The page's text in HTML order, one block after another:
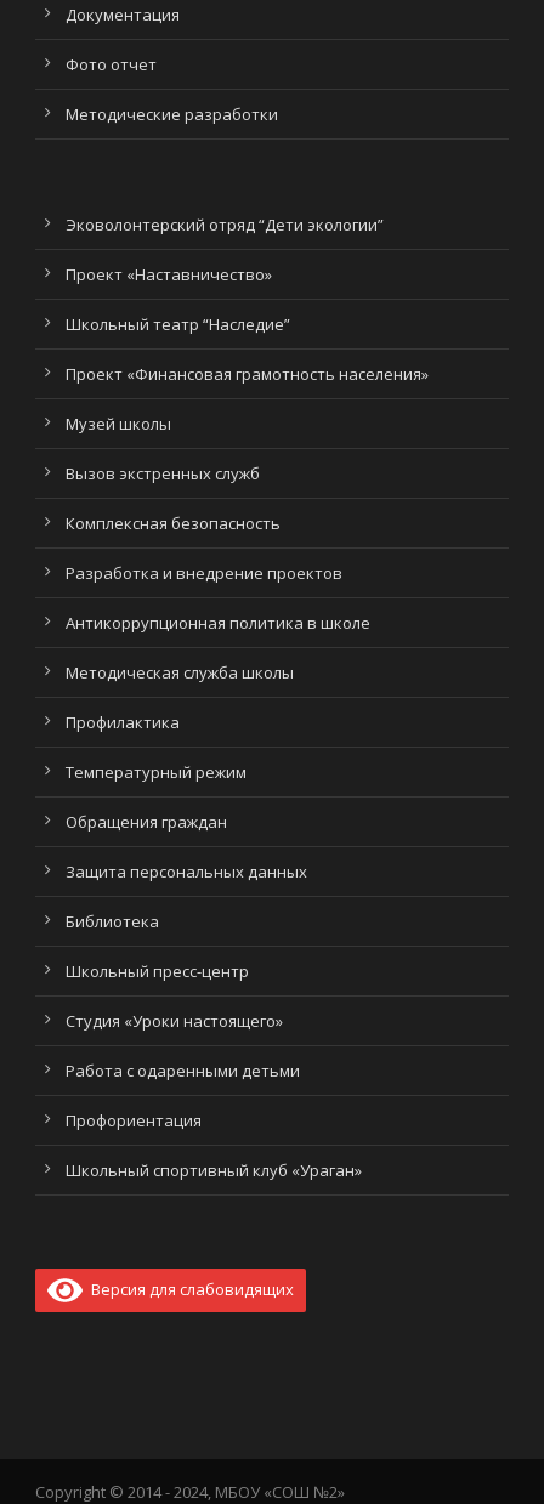
Документация
Фото отчет
Методические разработки
Эковолонтерский отряд “Дети экологии”
Проект «Наставничество»
Школьный театр “Наследие”
Проект «Финансовая грамотность населения»
Музей школы
Вызов экстренных служб
Комплексная безопасность
Разработка и внедрение проектов
Антикоррупционная политика в школе
Методическая служба школы
Профилактика
Температурный режим
Обращения граждан
Защита персональных данных
Библиотека
Школьный пресс-центр
Студия «Уроки настоящего»
Работа с одаренными детьми
Профориентация
Школьный спортивный клуб «Ураган»
Версия для слабовидящих
Copyright © 2014 - 2024, МБОУ «СОШ №2»